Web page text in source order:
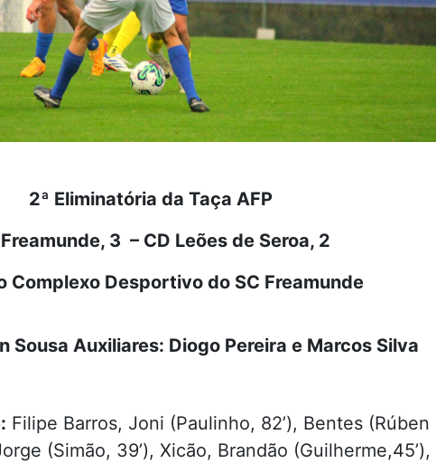
2ª Eliminatória da Taça AFP
3 – CD Leões de Seroa, 2
Complexo Desportivo do SC Freamunde
Sousa Auxiliares: Diogo Pereira e Marcos Silva
Filipe Barros, Joni (Paulinho, 82’), Bentes (Rúben
(Simão, 39’), Xicão, Brandão (Guilherme,45’),